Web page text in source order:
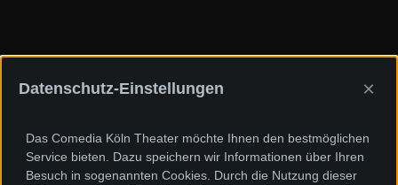
Sponsoren und Förderer
Datenschutz-Einstellungen ×
Das Comedia Köln Theater möchte Ihnen den bestmöglichen
Service bieten. Dazu speichern wir Informationen über Ihren
Besuch in sogenannten Cookies. Durch die Nutzung dieser